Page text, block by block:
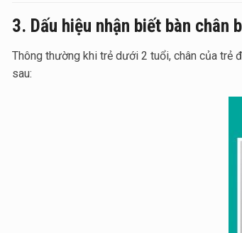
3. Dấu hiệu nhận biết bàn chân
Thông thường khi trẻ dưới 2 tuổi, chân của trẻ
sau: